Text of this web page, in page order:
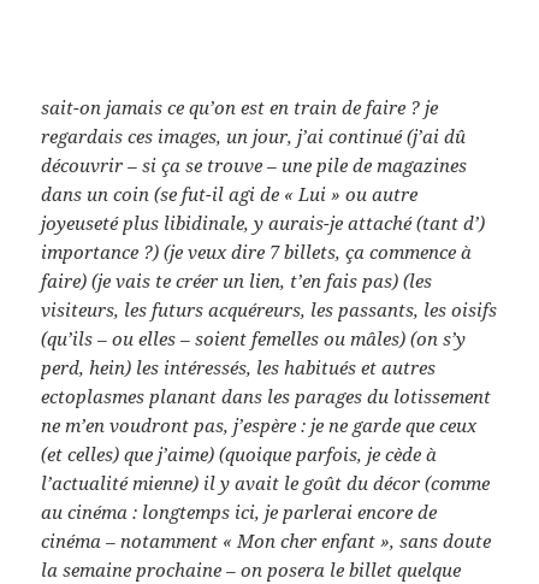
sait-on jamais ce qu’on est en train de faire ? je
regardais ces images, un jour, j’ai continué (j’ai dû
découvrir – si ça se trouve – une pile de magazines
dans un coin (se fut-il agi de « Lui » ou autre
joyeuseté plus libidinale, y aurais-je attaché (tant d’)
importance ?) (je veux dire 7 billets, ça commence à
faire) (je vais te créer un lien, t’en fais pas) (les
visiteurs, les futurs acquéreurs, les passants, les oisifs
(qu’ils – ou elles – soient femelles ou mâles) (on s’y
perd, hein) les intéressés, les habitués et autres
ectoplasmes planant dans les parages du lotissement
ne m’en voudront pas, j’espère : je ne garde que ceux
(et celles) que j’aime) (quoique parfois, je cède à
l’actualité mienne) il y avait le goût du décor (comme
au cinéma : longtemps ici, je parlerai encore de
cinéma – notamment « Mon cher enfant », sans doute
la semaine prochaine – on posera le billet quelque